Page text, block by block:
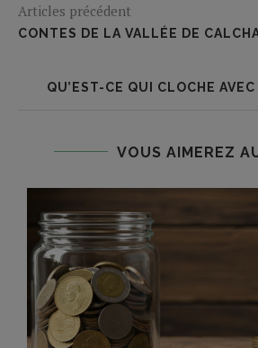
Articles précédent
CONTES DE LA VALLÉE DE
QU’EST-CE QUI CLOCHE
VOUS AIMEREZ